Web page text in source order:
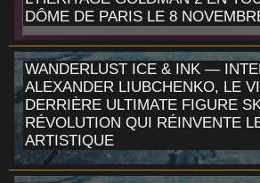
DÔME DE PARIS LE 8
WANDERLUST ICE & INK —
ALEXANDER LIUBCHENKO, LE
DERRIÈRE ULTIMATE FIGURE
RÉVOLUTION QUI RÉINVENTE
ARTISTIQUE